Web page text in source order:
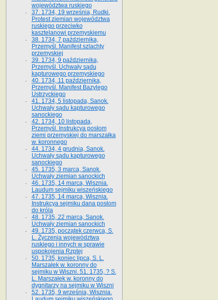
województwa ruskiego
37. 1734, 19 września, Rudki.
Protest ziemian województwa
ruskiego przeciwko
kasztelanowi przemyskiemu
38. 1734, 7 października,
Przemyśl. Manifest szlachty
przemyskiej
39. 1734, 9 października,
Przemyśl. Uchwały sądu
kapturowego przemyskiego
40. 1734, 11 października,
Przemyśl. Manifest Bazylego
Ustrzyckiego
41. 1734, 5 listopada, Sanok.
Uchwały sądu kapturowego
sanockiego
42. 1734, 10 listopada,
Przemyśl. Instrukcya posłom
ziemi przemyskiej do marszałka
w. koronnego
44. 1734, 4 grudnia, Sanok.
Uchwały sądu kapturowego
sanockiego
45. 1735, 3 marca, Sanok.
Uchwały ziemian sanockich
46. 1735, 14 marca, Wisznia.
Laudum sejmiku wiszeńskiego
47. 1735, 14 marca, Wisznia.
Instrukcya sejmiku dana posłom
do króla
48. 1735, 22 marca, Sanok.
Uchwały ziemian sanockich
49. 1735, początek czerwca, S.
L. Życzenia województwa
ruskiego i innych w sprawie
uspokojenia Rzptej
50. 1735, koniec lipca, S. L.
Marszałek w. koronny do
sejmiku w Wiszni. 51. 1735, ? S.
L. Marszałek w. koronny do
dygnitarzy na sejmiku w Wiszni
52. 1735, 9 września, Wisznia.